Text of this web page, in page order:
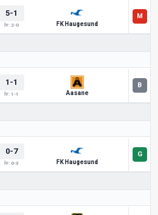
5-1
İY: 2-0 FK Haugesund
1-1
İY: 1-1 Aasane
0-7
İY: 0-3 FK Haugesund